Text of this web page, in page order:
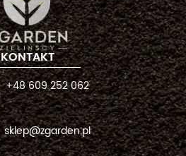
KONTAKT
+48 609 252 062
sklep@zgarden.pl